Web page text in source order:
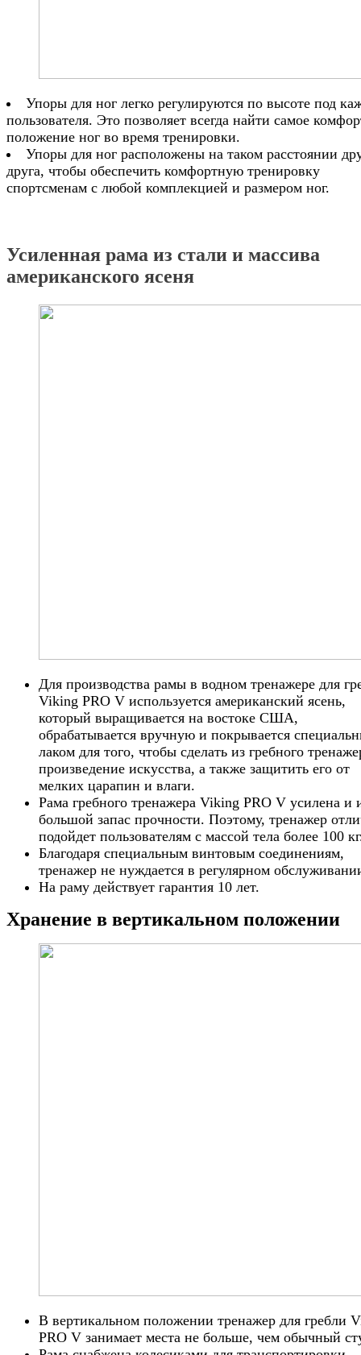
Упоры для ног легко регулируются по высоте под
пользователя. Это позволяет всегда найти самое
положение ног во время тренировки.
Упоры для ног расположены на таком расстоянии
друга, чтобы обеспечить комфортную тренировку
спортсменам с любой комплекцией и размером ног.
Усиленная рама из стали и массива
американского ясеня
Для производства рамы в водном тренажере для
Viking PRO V используется американский ясень,
который выращивается на востоке США,
обрабатывается вручную и покрывается
лаком для того, чтобы сделать из гребного
произведение искусства, а также защитить его от
мелких царапин и влаги.
Рама гребного тренажера Viking PRO V усилена и
большой запас прочности. Поэтому, тренажер
подойдет пользователям с массой тела более 100
Благодаря специальным винтовым соединениям,
тренажер не нуждается в регулярном
На раму действует гарантия 10 лет.
Хранение в вертикальном положении
В вертикальном положении тренажер для гребли
PRO V занимает места не больше, чем обычный